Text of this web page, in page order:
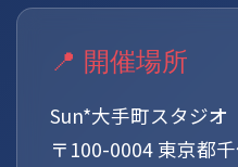
📍 開催場所
Sun*大手町スタジオ
〒100-0004 東京都